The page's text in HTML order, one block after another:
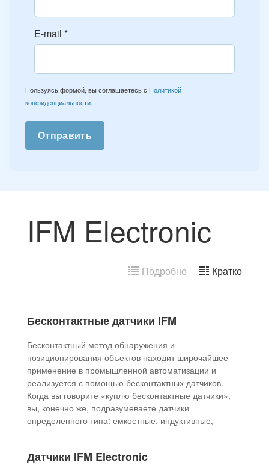
E-mail *
Пользуясь формой, вы соглашаетесь с Политикой
конфиденциальности.
IFM Electronic
Подробно Кратко
Бесконтактные датчики IFM
Бесконтактный метод обнаружения и
позиционирования объектов находит широчайшее
применение в промышленной автоматизации и
реализуется с помощью бесконтактных датчиков.
Когда вы говорите «куплю бесконтактные датчики»,
вы, конечно же, подразумеваете датчики
определенного типа: емкостные, индуктивные,
Датчики IFM Electronic